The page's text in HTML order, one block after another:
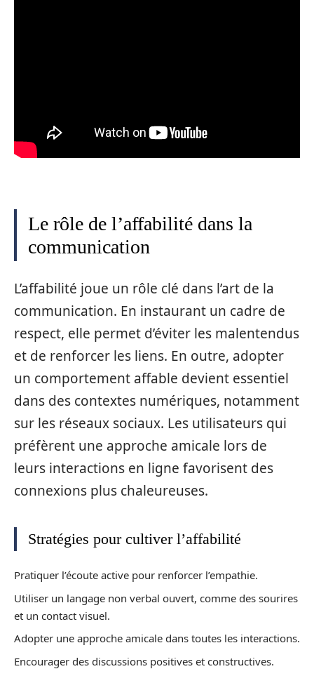
Le rôle de l’affabilité dans la
communication
L’affabilité joue un rôle clé dans l’art de la
communication. En instaurant un cadre de
respect, elle permet d’éviter les malentendus
et de renforcer les liens. En outre, adopter
un comportement affable devient essentiel
dans des contextes numériques, notamment
sur les réseaux sociaux. Les utilisateurs qui
préfèrent une approche amicale lors de
leurs interactions en ligne favorisent des
connexions plus chaleureuses.
Stratégies pour cultiver l’affabilité
Pratiquer l’écoute active pour renforcer l’empathie.
Utiliser un langage non verbal ouvert, comme des sourires
et un contact visuel.
Adopter une approche amicale dans toutes les interactions.
Encourager des discussions positives et constructives.